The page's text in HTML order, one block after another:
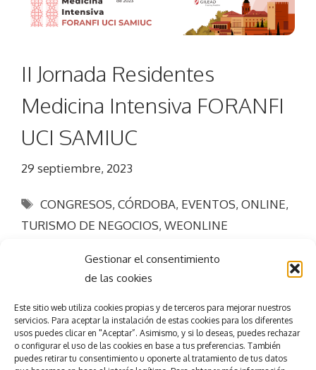
Gestionar el consentimiento
de las cookies
Este sitio web utiliza cookies propias y de terceros para mejorar nuestros
servicios. Para aceptar la instalación de estas cookies para los diferentes
usos puedes clicar en "Aceptar”. Asimismo, y si lo deseas, puedes rechazar
o configurar el uso de las cookies en base a tus preferencias. También
puedes retirar tu consentimiento u oponerte al tratamiento de tus datos
II Jornada Residentes
Medicina Intensiva FORANFI
UCI SAMIUC
29 septiembre, 2023
Etiquetas
CONGRESOS,CÓRDOBA, EVENTOS,ONLINE,
TURISMO DE NEGOCIOS, WEONLINE
Consigue eléxito